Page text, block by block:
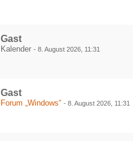
Gast
Kalender-8. August 2026, 11:31
Gast
Forum „Windows“ -8. August 2026, 11:31